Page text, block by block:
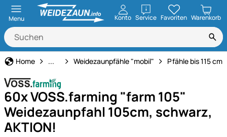
Menu Konto ServiceöffnenFavoriten Warenkorb
Home Weidezaun
... Weidezaunpfähle "mobil" Pfähle bis 115 cm
60x VOSS.farming "farm 105"
Weidezaunpfahl 105cm, schwarz,
AKTION!